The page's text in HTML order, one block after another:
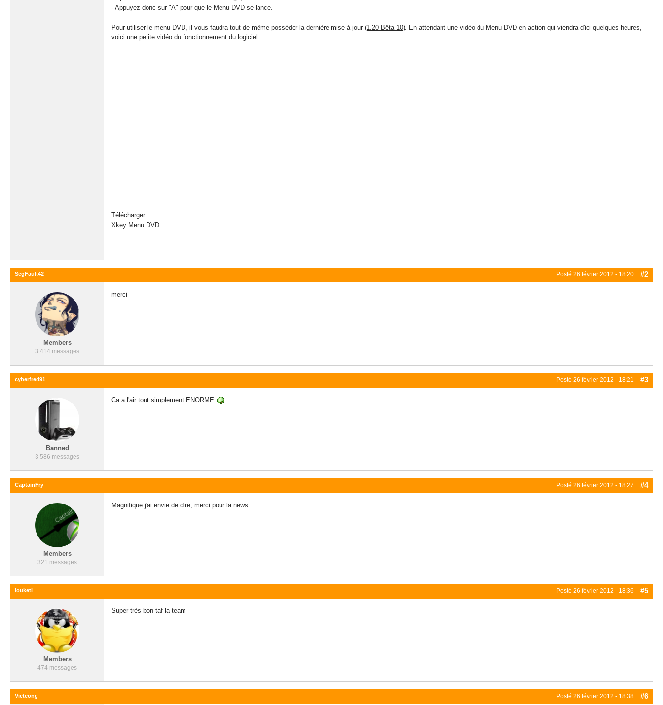
- Appuyez donc sur "A" pour que le Menu DVD se lance.
Pour utiliser le menu DVD, il vous faudra tout de même posséder la dernière mise à jour (1.20 Bêta 10). En attendant une vidéo du Menu DVD en action qui viendra d'ici quelques heures,
voici une petite vidéo du fonctionnement du logiciel.
Télécharger
Xkey Menu DVD
Posté 26 février 2012 - 18:20 #2
SegFault42
Members
3 414 messages
merci
Posté 26 février 2012 - 18:21 #3
cyberfred91
Banned
3 586 messages
Ca a l'air tout simplement ENORME
Posté 26 février 2012 - 18:27 #4
CaptainFry
Members
321 messages
Magnifique j'ai envie de dire, merci pour la news.
Posté 26 février 2012 - 18:36 #5
louketi
Members
474 messages
Super très bon taf la team
Posté 26 février 2012 - 18:38 #6
Vietcong